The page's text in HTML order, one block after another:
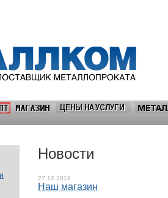
Новости
27.12.2018
Наш магазин